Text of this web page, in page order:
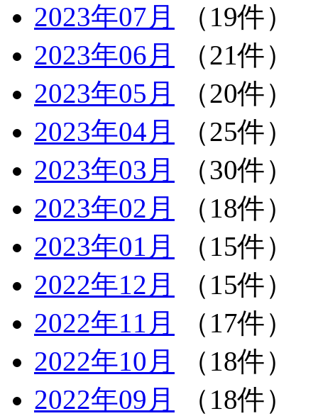
2023年07月
（19件）
2023年06月
（21件）
2023年05月
（20件）
2023年04月
（25件）
2023年03月
（30件）
2023年02月
（18件）
2023年01月
（15件）
2022年12月
（15件）
2022年11月
（17件）
2022年10月
（18件）
2022年09月
（18件）